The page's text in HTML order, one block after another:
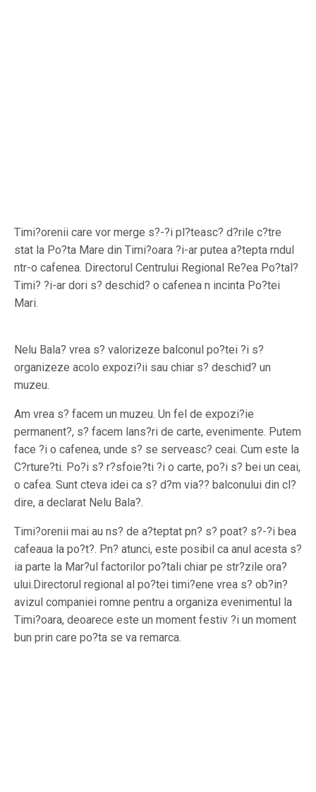
Timi?orenii care vor merge s?-?i pl?teasc? d?rile c?tre
stat la Po?ta Mare din Timi?oara ?i-ar putea a?tepta rndul
ntr-o cafenea. Directorul Centrului Regional Re?ea Po?tal?
Timi? ?i-ar dori s? deschid? o cafenea n incinta Po?tei
Mari.
Nelu Bala? vrea s? valorizeze balconul po?tei ?i s?
organizeze acolo expozi?ii sau chiar s? deschid? un
muzeu.
Am vrea s? facem un muzeu. Un fel de expozi?ie
permanent?, s? facem lans?ri de carte, evenimente. Putem
face ?i o cafenea, unde s? se serveasc? ceai. Cum este la
C?rture?ti. Po?i s? r?sfoie?ti ?i o carte, po?i s? bei un ceai,
o cafea. Sunt cteva idei ca s? d?m via?? balconului din cl?
dire, a declarat Nelu Bala?.
Timi?orenii mai au ns? de a?teptat pn? s? poat? s?-?i bea
cafeaua la po?t?. Pn? atunci, este posibil ca anul acesta s?
ia parte la Mar?ul factorilor po?tali chiar pe str?zile ora?
ului.Directorul regional al po?tei timi?ene vrea s? ob?in?
avizul companiei romne pentru a organiza evenimentul la
Timi?oara, deoarece este un moment festiv ?i un moment
bun prin care po?ta se va remarca.